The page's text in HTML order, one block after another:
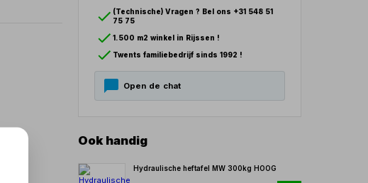
(Technische) Vragen ? Bel ons +31 548 51
75 75
1.500 m2 winkel in Rijssen !
Twents familiebedrijf sinds 1992 !
Open de chat
Ook handig
Hydraulische heftafel MW 300kg HOOG